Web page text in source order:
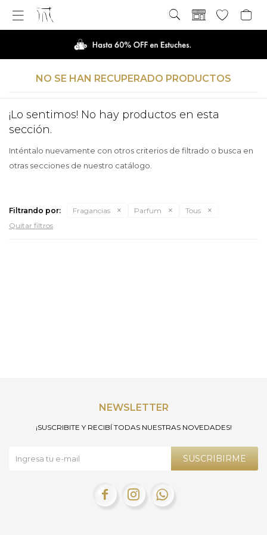

NO SE HAN RECUPERADO PRODUCTOS
¡Lo sentimos! No hay productos en esta
sección.
Inténtalo nuevamente con otros criterios de filtrado o busca en
otras secciones de nuestro catálogo.
Filtrando por: Fragancias Parfum
Tous
Quitar filtros
NEWSLETTER
¡SUSCRIBITE Y RECIBÍ TODAS NUESTRAS NOVEDADES!
SUSCRIBIRME
  